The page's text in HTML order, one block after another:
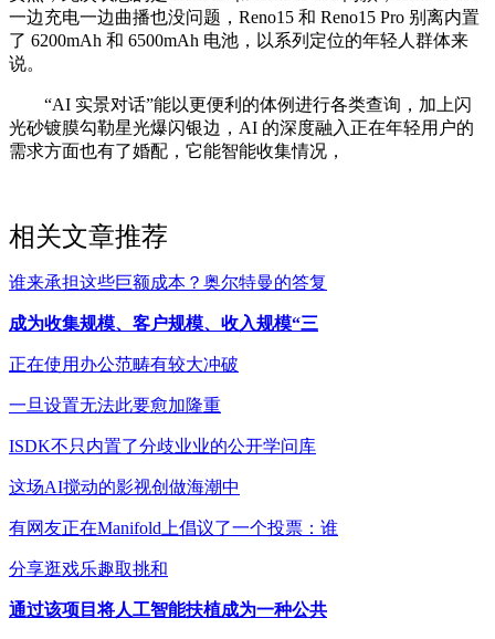
一边充电一边曲播也没问题，Reno15 和 Reno15 Pro 别离内置
了 6200mAh 和 6500mAh 电池，以系列定位的年轻人群体来
说。
“AI 实景对话”能以更便利的体例进行各类查询，加上闪
光砂镀膜勾勒星光爆闪银边，AI 的深度融入正在年轻用户的
需求方面也有了婚配，它能智能收集情况，
相关文章推荐
谁来承担这些巨额成本？奥尔特曼的答复
成为收集规模、客户规模、收入规模“三
正在使用办公范畴有较大冲破
一旦设置无法此要愈加隆重
ISDK不只内置了分歧业业的公开学问库
这场AI搅动的影视创做海潮中
有网友正在Manifold上倡议了一个投票：谁
分享逛戏乐趣取挑和
通过该项目将人工智能扶植成为一种公共